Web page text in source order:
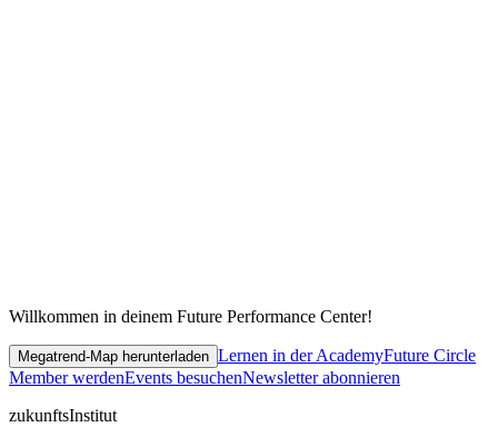
Willkommen in deinem Future Performance Center!
Megatrend-Map herunterladen Lernen in der AcademyFuture Circle
Member werdenEvents besuchenNewsletter abonnieren
zukunftsInstitut